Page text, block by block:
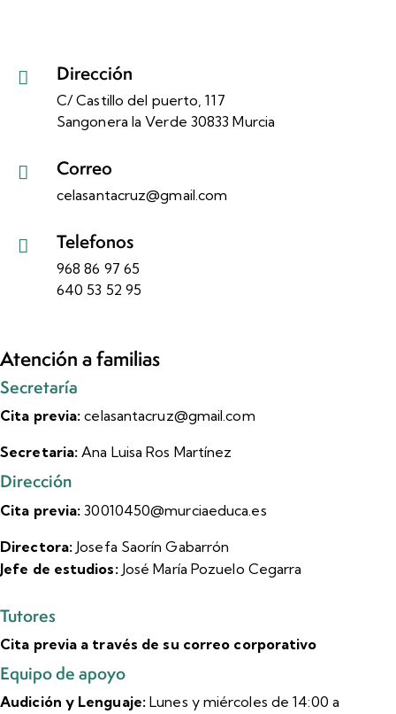
Dirección
C/ Castillo del puerto, 117
Sangonera la Verde 30833 Murcia
Correo
celasantacruz@gmail.com
Telefonos
968 86 97 65
640 53 52 95
Atención a familias
Secretaría
Cita previa: celasantacruz@gmail.com
Secretaria: Ana Luisa Ros Martínez
Dirección
Cita previa: 30010450@murciaeduca.es
Directora: Josefa Saorín Gabarrón
Jefe de estudios:José María Pozuelo Cegarra
Tutores
Cita previa a través de su correo corporativo
Equipo de apoyo
Audición y Lenguaje: Lunes y miércoles de 14:00 a